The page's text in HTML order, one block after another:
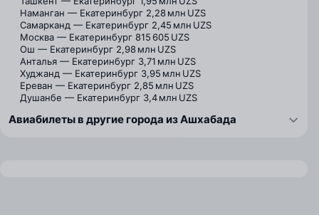
Наманган — Екатеринбург 2,28 млн UZS
Самарканд — Екатеринбург 2,45 млн UZS
Москва — Екатеринбург 815 605 UZS
Ош — Екатеринбург 2,98 млн UZS
Анталья — Екатеринбург 3,71 млн UZS
Худжанд — Екатеринбург 3,95 млн UZS
Ереван — Екатеринбург 2,85 млн UZS
Душанбе — Екатеринбург 3,4 млн UZS
Авиабилеты в другие города из Ашхабада